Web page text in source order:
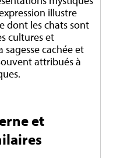
illustre
dont les chats sont
cultures et
cachée et
attribués à
et